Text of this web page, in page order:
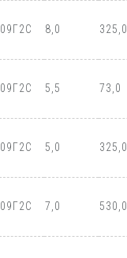
09Г2С 8,0 325,0
09Г2С 5,5 73,0
09Г2С 5,0 325,0
09Г2С 7,0 530,0